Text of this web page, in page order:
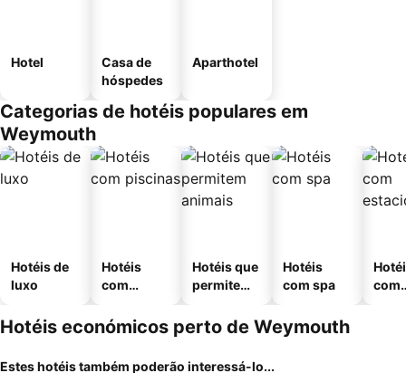
Hotel
Casa de
hóspedes
Aparthotel
Categorias de hotéis populares em
Weymouth
Hotéis de
luxo
Hotéis
com
Hotéis que
permitem
Hotéis
com spa
com
Hotéis económicos perto de Weymouth
Estes hotéis também poderão interessá-lo...